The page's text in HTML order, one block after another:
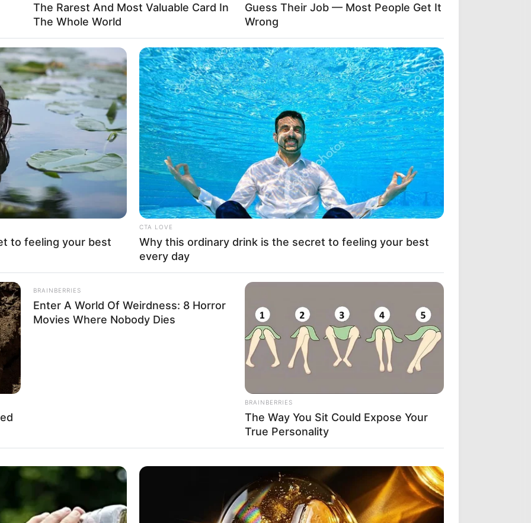
és a tudomány csendes óriása
a magyar sport és a nemzetközi
Halálhírét felesége jelentette a Magyar Olimpiai
tekinti.
A tehetsége már fiatalon megmutatkozott:
mutatkozott be a válogatottban, ahol egyéniben
The Rarest And Most Valuable Card In
The Whole World
Guess Their Job — Most People Get It
Wrong
to feeling your best
CTA LOVE
Why this ordinary drink is the secret to feeling your best
every day
BRAINBERRIES
Enter A World Of Weirdness: 8 Horror
Movies Where Nobody Dies
BRAINBERRIES
The Way You Sit Could Expose Your
True Personality